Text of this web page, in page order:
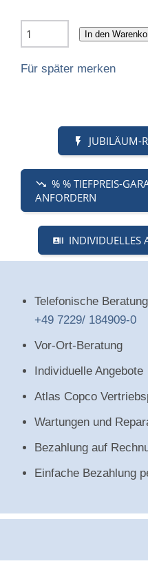
In den
Für später merken
JUBILÄUM-
% % TIEFPREIS-
ANFORDERN
INDIVIDUELLES
Telefonische Beratung
+49 7229/ 184909-0
Vor-Ort-Beratung
Individuelle Angebote
Atlas Copco
Wartungen und
Bezahlung auf
Einfache Bezahlung